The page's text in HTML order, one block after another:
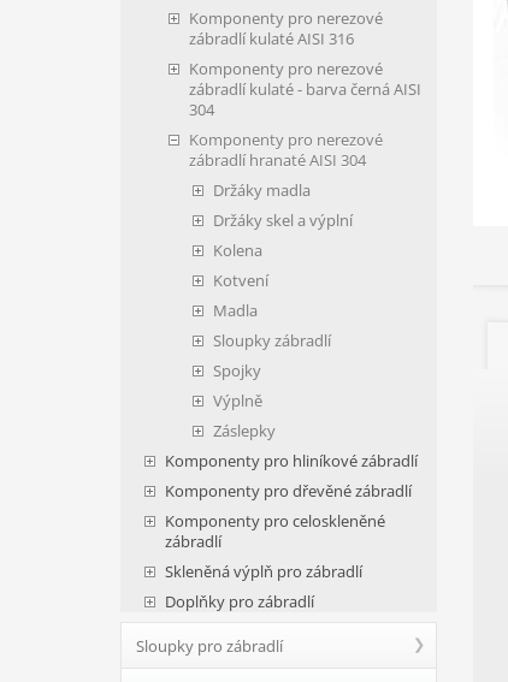
Komponenty pro nerezové
zábradlí kulaté AISI 316
Komponenty pro nerezové
zábradlí kulaté - barva černá AISI
304
Komponenty pro nerezové
zábradlí hranaté AISI 304
Držáky madla
Držáky skel a výplní
Kolena
Kotvení
Madla
Sloupky zábradlí
Spojky
Výplně
Záslepky
Komponenty pro hliníkové zábradlí
Komponenty pro dřevěné zábradlí
Komponenty pro celoskleněné
zábradlí
Skleněná výplň pro zábradlí
Doplňky pro zábradlí
Sloupky pro zábradlí